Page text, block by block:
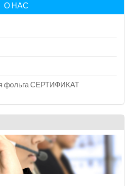
О НАС
фольга СЕРТИФИКАТ